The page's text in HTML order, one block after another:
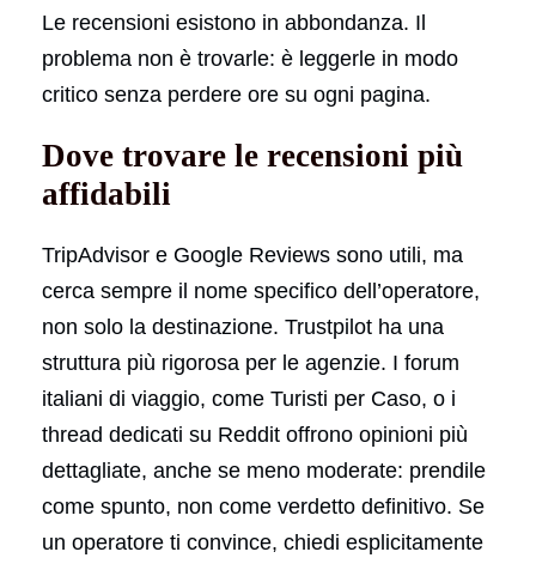
Le recensioni esistono in abbondanza. Il
problema non è trovarle: è leggerle in modo
critico senza perdere ore su ogni pagina.
Dove trovare le recensioni più
affidabili
TripAdvisor e Google Reviews sono utili, ma
cerca sempre il nome specifico dell’operatore,
non solo la destinazione. Trustpilot ha una
struttura più rigorosa per le agenzie. I forum
italiani di viaggio, come Turisti per Caso, o i
thread dedicati su Reddit offrono opinioni più
dettagliate, anche se meno moderate: prendile
come spunto, non come verdetto definitivo. Se
un operatore ti convince, chiedi esplicitamente